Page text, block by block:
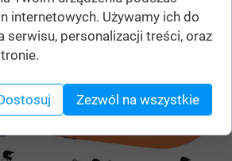
internetowych. Używamy ich do
serwisu, personalizacji treści, oraz
Zezwól na wszystkie